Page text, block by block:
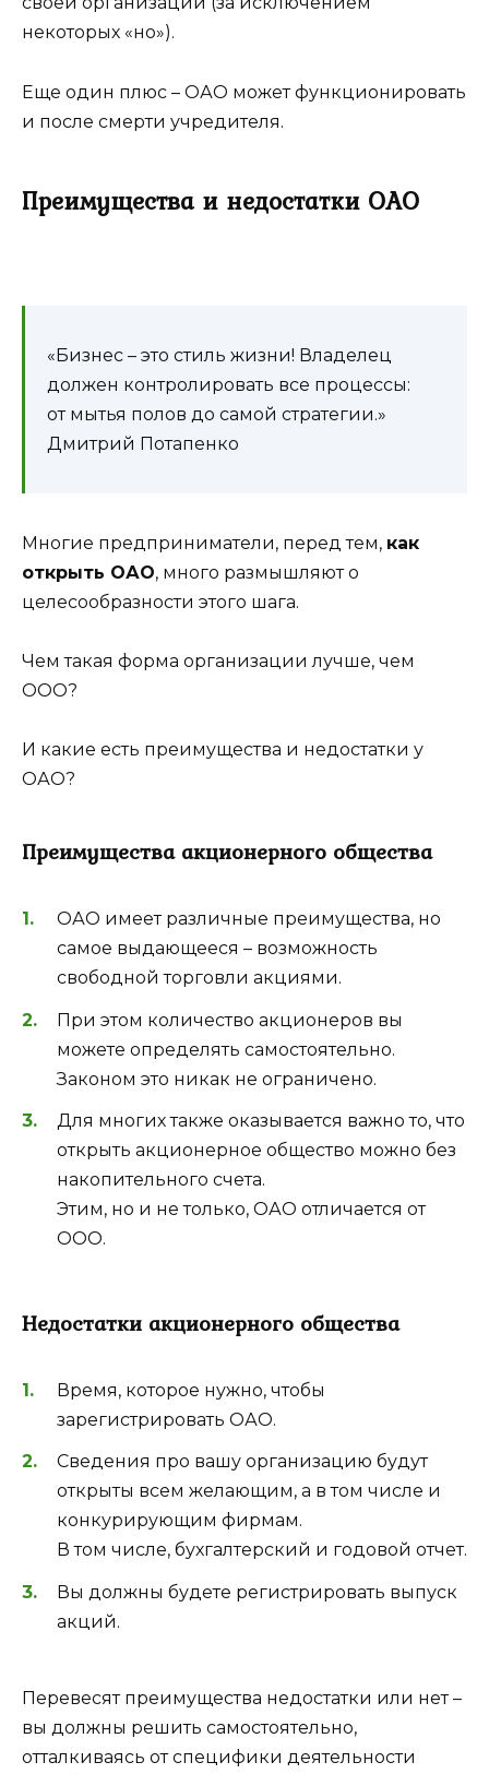
некоторых «но»).
Еще один плюс – ОАО может функционировать
и после смерти учредителя.
Преимущества и недостатки ОАО
«Бизнес – это стиль жизни! Владелец
должен контролировать все процессы:
от мытья полов до самой стратегии.»
Дмитрий Потапенко
Многие предприниматели, перед тем, как
открыть ОАО, много размышляют о
целесообразности этого шага.
Чем такая форма организации лучше, чем
ООО?
И какие есть преимущества и недостатки у
ОАО?
Преимущества акционерного общества
ОАО имеет различные преимущества, но
самое выдающееся – возможность
свободной торговли акциями.
При этом количество акционеров вы
можете определять самостоятельно.
Законом это никак не ограничено.
Для многих также оказывается важно то, что
открыть акционерное общество можно без
накопительного счета.
Этим, но и не только, ОАО отличается от
ООО.
Недостатки акционерного общества
Время, которое нужно, чтобы
зарегистрировать ОАО.
Сведения про вашу организацию будут
открыты всем желающим, а в том числе и
конкурирующим фирмам.
В том числе, бухгалтерский и годовой отчет.
Вы должны будете регистрировать выпуск
акций.
Перевесят преимущества недостатки или нет –
вы должны решить самостоятельно,
отталкиваясь от специфики деятельности